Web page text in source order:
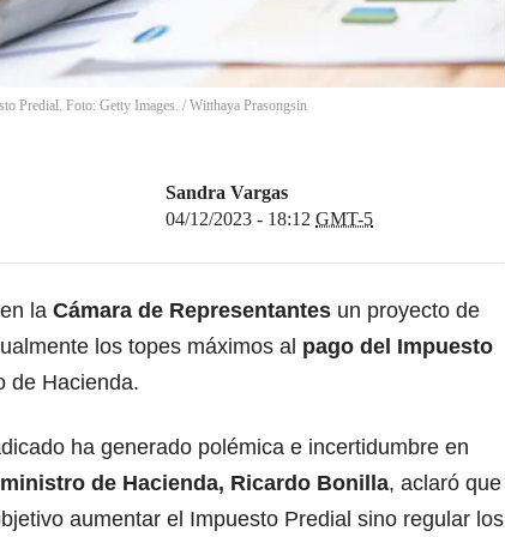
Predial. Foto: Getty Images. / Witthaya Prasongsin
Sandra Vargas
04/12/2023 - 18:12 GMT-5
la Cámara de Representantes un proyecto de
los topes máximos al pago del Impuesto
de Hacienda.
ha generado polémica e incertidumbre en
ministro de Hacienda, Ricardo Bonilla, aclaró que
aumentar el Impuesto Predial sino regular los